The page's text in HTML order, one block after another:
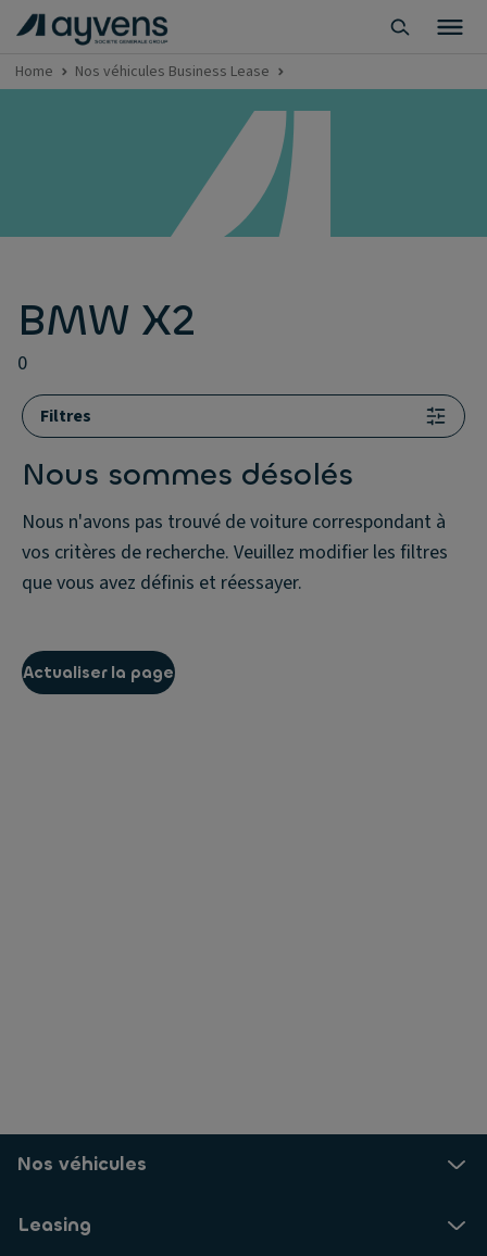
Home Nos véhicules Business Lease
BMW X2
0
Filtres
Nous sommes désolés
Nous n'avons pas trouvé de voiture correspondant à
vos critères de recherche. Veuillez modifier les filtres
que vous avez définis et réessayer.
Actualiser la page
Nos véhicules
Leasing